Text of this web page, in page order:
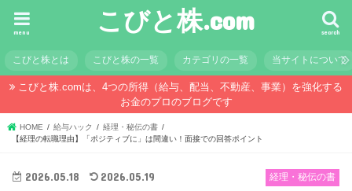
こびと株.com search
menu
こびと株とは こびと株の一覧 カテゴリの一覧 当サイトについて
こびと株.comは、4つの所得（給与、配当、不動産、事業）を強化する
お金のプロのブログです
HOME 給与ハック
経理・秘伝の書
【経理の転職理由】「ポジティブに」は間違い！面接での回答ポイント
経理・秘伝の書
2026.05.18 2026.05.19